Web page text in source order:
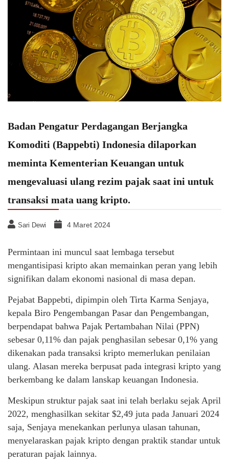
Badan Pengatur Perdagangan Berjangka
Komoditi (Bappebti) Indonesia dilaporkan
meminta Kementerian Keuangan untuk
mengevaluasi ulang rezim pajak saat ini untuk
transaksi mata uang kripto.
Sari Dewi 4 Maret 2024
Permintaan ini muncul saat lembaga tersebut
mengantisipasi kripto akan memainkan peran yang lebih
signifikan dalam ekonomi nasional di masa depan.
Pejabat Bappebti, dipimpin oleh Tirta Karma Senjaya,
kepala Biro Pengembangan Pasar dan Pengembangan,
berpendapat bahwa Pajak Pertambahan Nilai (PPN)
sebesar 0,11% dan pajak penghasilan sebesar 0,1% yang
dikenakan pada transaksi kripto memerlukan penilaian
ulang. Alasan mereka berpusat pada integrasi kripto yang
berkembang ke dalam lanskap keuangan Indonesia.
Meskipun struktur pajak saat ini telah berlaku sejak April
2022, menghasilkan sekitar $2,49 juta pada Januari 2024
saja, Senjaya menekankan perlunya ulasan tahunan,
menyelaraskan pajak kripto dengan praktik standar untuk
peraturan pajak lainnya.